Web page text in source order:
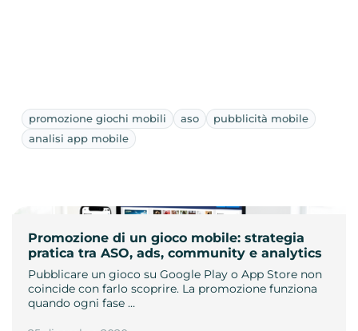
promozione giochi mobili aso
pubblicità mobile
analisi app mobile
Promozione di un gioco mobile: strategia
pratica tra ASO, ads, community e analytics
Pubblicare un gioco su Google Play o App Store non
coincide con farlo scoprire. La promozione funziona
quando ogni fase …